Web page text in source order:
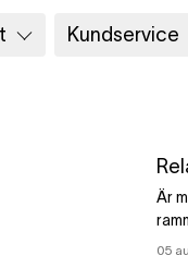
Kundservice
Är
05